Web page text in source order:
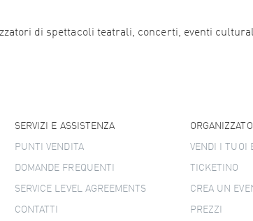
di spettacoli teatrali, concerti, eventi
SERVIZI E ASSISTENZA
PUNTI VENDITA
DOMANDE FREQUENTI
SERVICE LEVEL AGREEMENTS
CONTATTI
VENDI I TUOI
TICKETINO
CREA UN
PREZZI